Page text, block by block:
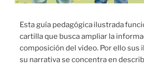
Esta guía pedagógica ilustrada
cartilla que busca ampliar la
composición del video. Por ello sus
su narrativa se concentra en